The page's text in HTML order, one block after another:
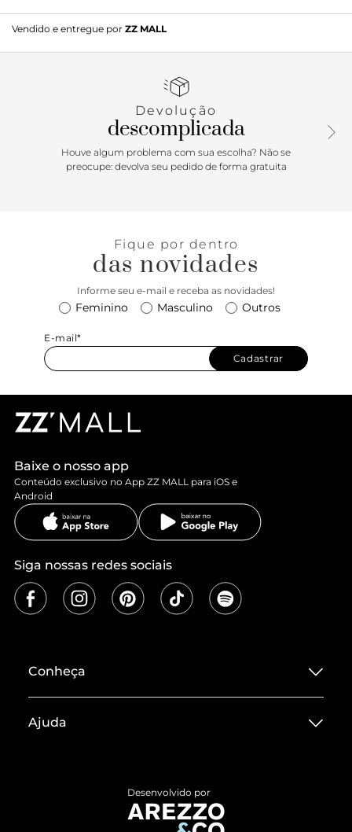
Vendido e entregue por ZZ MALL
Devolução
descomplicada
Houve algum problema com sua escolha? Não se
preocupe: devolva seu pedido de forma gratuita
Fique por dentro
das novidades
Informe seu e-mail e receba as novidades!
Feminino Masculino Outros
E-mail*
Cadastrar
Baixe o nosso app
Conteúdo exclusivo no App ZZ MALL para iOS e
Android
Siga nossas redes sociais
Conheça
Termos de Uso
ZZ MALL é confiável
Ajuda
Devolução do Produto
Desenvolvido por